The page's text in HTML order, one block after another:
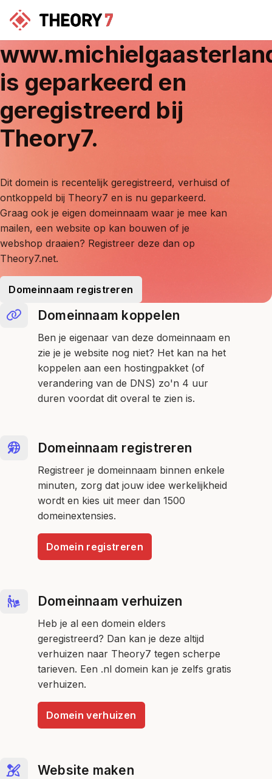
is geparkeerd en
geregistreerd bij
Theory7.
Dit domein is recentelijk geregistreerd, verhuisd of
ontkoppeld bij Theory7 en is nu geparkeerd.
Graag ook je eigen domeinnaam waar je mee kan
mailen, een website op kan bouwen of je
webshop draaien? Registreer deze dan op
Theory7.net.
Domeinnaam registreren
Domeinnaam koppelen
Ben je eigenaar van deze domeinnaam en
zie je je website nog niet? Het kan na het
koppelen aan een hostingpakket (of
verandering van de DNS) zo'n 4 uur
duren voordat dit overal te zien is.
Domeinnaam registreren
Registreer je domeinnaam binnen enkele
minuten, zorg dat jouw idee werkelijkheid
wordt en kies uit meer dan 1500
domeinextensies.
Domein registreren
Domeinnaam verhuizen
Heb je al een domein elders
geregistreerd? Dan kan je deze altijd
verhuizen naar Theory7 tegen scherpe
tarieven. Een .nl domein kan je zelfs gratis
verhuizen.
Domein verhuizen
Website maken